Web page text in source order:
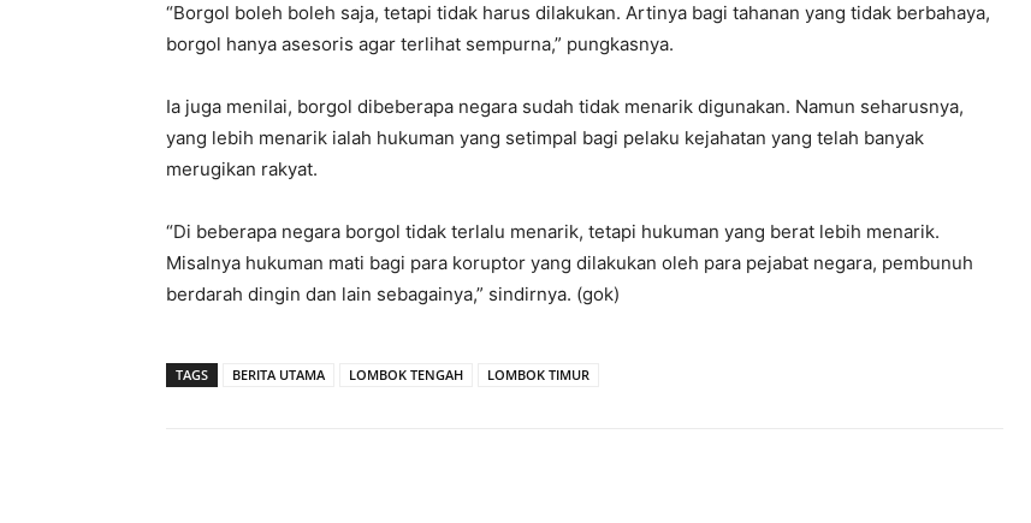
“Borgol boleh boleh saja, tetapi tidak harus dilakukan. Artinya bagi tahanan yang tidak berbahaya,
borgol hanya asesoris agar terlihat sempurna,” pungkasnya.
Ia juga menilai, borgol dibeberapa negara sudah tidak menarik digunakan. Namun seharusnya,
yang lebih menarik ialah hukuman yang setimpal bagi pelaku kejahatan yang telah banyak
merugikan rakyat.
“Di beberapa negara borgol tidak terlalu menarik, tetapi hukuman yang berat lebih menarik.
Misalnya hukuman mati bagi para koruptor yang dilakukan oleh para pejabat negara, pembunuh
berdarah dingin dan lain sebagainya,” sindirnya. (gok)
TAGS BERITA UTAMA LOMBOK TENGAH LOMBOK TIMUR